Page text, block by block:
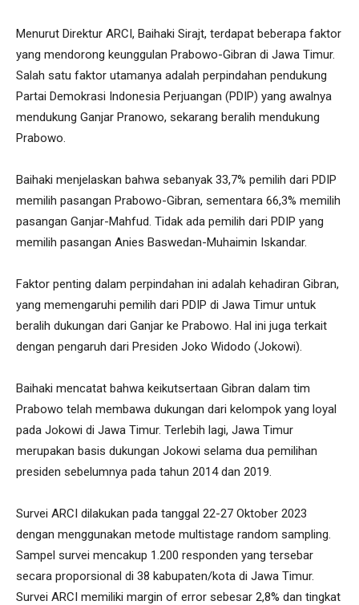
Menurut Direktur ARCI, Baihaki Sirajt, terdapat beberapa faktor
yang mendorong keunggulan Prabowo-Gibran di Jawa Timur.
Salah satu faktor utamanya adalah perpindahan pendukung
Partai Demokrasi Indonesia Perjuangan (PDIP) yang awalnya
mendukung Ganjar Pranowo, sekarang beralih mendukung
Prabowo.
Baihaki menjelaskan bahwa sebanyak 33,7% pemilih dari PDIP
memilih pasangan Prabowo-Gibran, sementara 66,3% memilih
pasangan Ganjar-Mahfud. Tidak ada pemilih dari PDIP yang
memilih pasangan Anies Baswedan-Muhaimin Iskandar.
Faktor penting dalam perpindahan ini adalah kehadiran Gibran,
yang memengaruhi pemilih dari PDIP di Jawa Timur untuk
beralih dukungan dari Ganjar ke Prabowo. Hal ini juga terkait
dengan pengaruh dari Presiden Joko Widodo (Jokowi).
Baihaki mencatat bahwa keikutsertaan Gibran dalam tim
Prabowo telah membawa dukungan dari kelompok yang loyal
pada Jokowi di Jawa Timur. Terlebih lagi, Jawa Timur
merupakan basis dukungan Jokowi selama dua pemilihan
presiden sebelumnya pada tahun 2014 dan 2019.
Survei ARCI dilakukan pada tanggal 22-27 Oktober 2023
dengan menggunakan metode multistage random sampling.
Sampel survei mencakup 1.200 responden yang tersebar
secara proporsional di 38 kabupaten/kota di Jawa Timur.
Survei ARCI memiliki margin of error sebesar 2,8% dan tingkat